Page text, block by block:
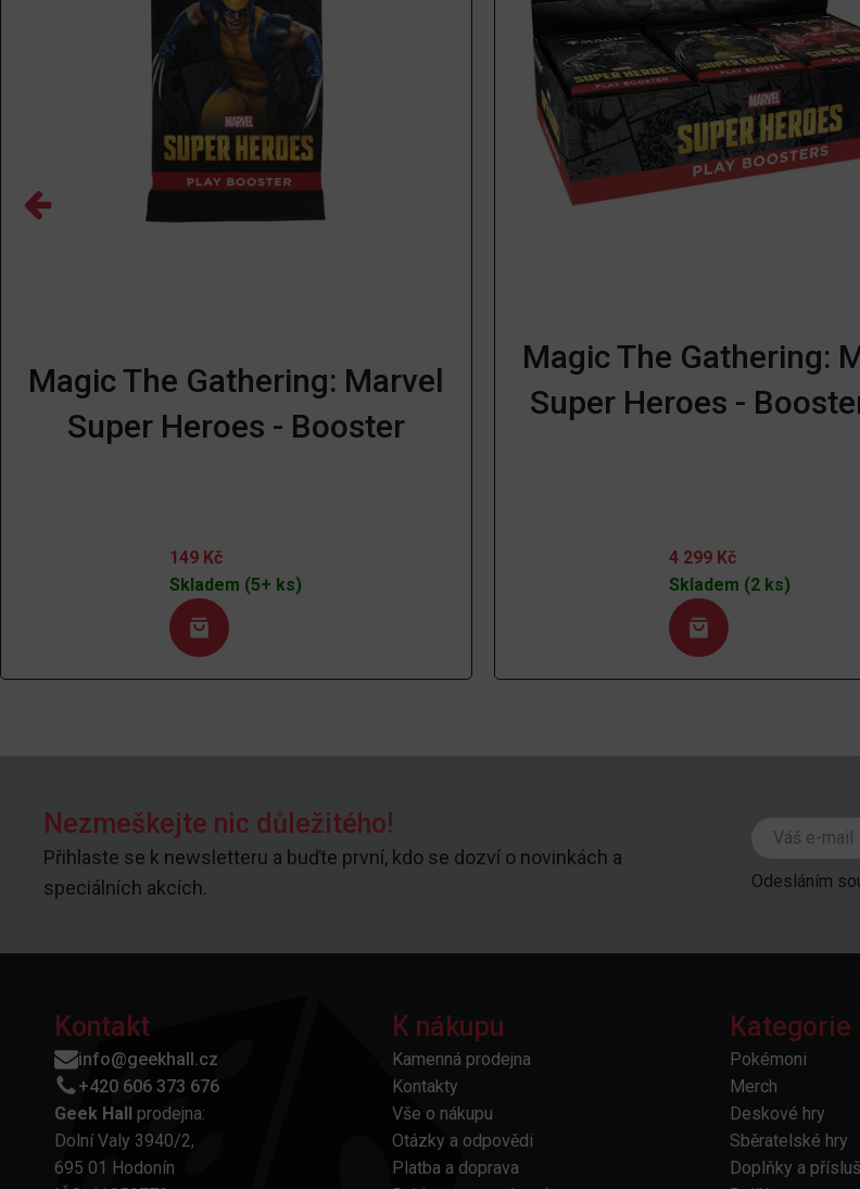
Magic The Gathering: Marvel
Super Heroes - Booster
149 Kč
Skladem (5+ ks)
Magic The Gathering:
Super Heroes -
4 299 Kč
Skladem (2 ks)
Nezmeškejte nic důležitého!
Přihlaste se k newsletteru a buďte první, kdo se dozví o novinkách a
speciálních akcích.
Odesláním
Kontakt
info@geekhall.cz
+420 606 373 676
Geek Hall prodejna:
Dolní Valy 3940/2,
695 01 Hodonín
K nákupu
Kamenná prodejna
Kontakty
Vše o nákupu
Otázky a odpovědi
Platba a doprava
Kategorie
Pokémoni
Merch
Deskové hry
Sběratelské hry
Doplňky a